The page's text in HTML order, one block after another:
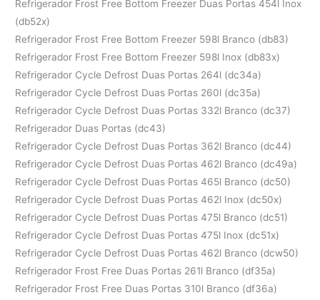
Refrigerador Frost Free Bottom Freezer Duas Portas 454l Inox
(db52x)
Refrigerador Frost Free Bottom Freezer 598l Branco (db83)
Refrigerador Frost Free Bottom Freezer 598l Inox (db83x)
Refrigerador Cycle Defrost Duas Portas 264l (dc34a)
Refrigerador Cycle Defrost Duas Portas 260l (dc35a)
Refrigerador Cycle Defrost Duas Portas 332l Branco (dc37)
Refrigerador Duas Portas (dc43)
Refrigerador Cycle Defrost Duas Portas 362l Branco (dc44)
Refrigerador Cycle Defrost Duas Portas 462l Branco (dc49a)
Refrigerador Cycle Defrost Duas Portas 465l Branco (dc50)
Refrigerador Cycle Defrost Duas Portas 462l Inox (dc50x)
Refrigerador Cycle Defrost Duas Portas 475l Branco (dc51)
Refrigerador Cycle Defrost Duas Portas 475l Inox (dc51x)
Refrigerador Cycle Defrost Duas Portas 462l Branco (dcw50)
Refrigerador Frost Free Duas Portas 261l Branco (df35a)
Refrigerador Frost Free Duas Portas 310l Branco (df36a)